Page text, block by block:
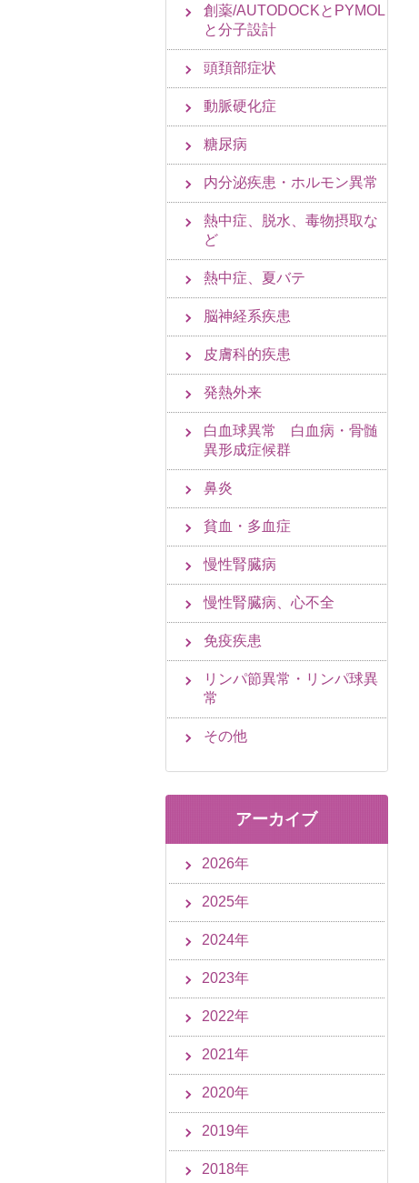
創薬/AUTODOCKとPYMOL
と分子設計
頭頚部症状
動脈硬化症
糖尿病
内分泌疾患・ホルモン異常
熱中症、脱水、毒物摂取な
ど
熱中症、夏バテ
脳神経系疾患
皮膚科的疾患
発熱外来
白血球異常 白血病・骨髄
異形成症候群
鼻炎
貧血・多血症
慢性腎臓病
慢性腎臓病、心不全
免疫疾患
リンパ節異常・リンパ球異
常
その他
アーカイブ
2026年
2025年
2024年
2023年
2022年
2021年
2020年
2019年
2018年